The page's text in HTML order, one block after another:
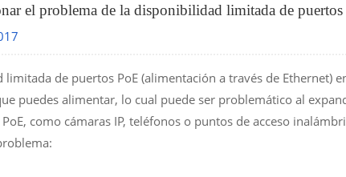
el problema de la disponibilidad limitada de
limitada de puertos PoE (alimentación a través de Ethernet)
puedes alimentar, lo cual puede ser problemático al
como cámaras IP, teléfonos o puntos de acceso